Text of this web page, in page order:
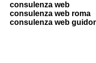
consulenza web
consulenza web roma
consulenza web